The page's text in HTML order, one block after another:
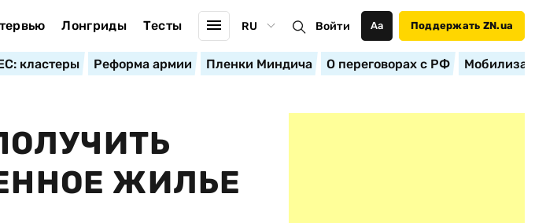
Лонгриды Тесты RU Войти Аа Поддержать ZN.ua
кластеры Реформа армии Пленки Миндича О переговорах с РФ
ЖИЛЬЕ